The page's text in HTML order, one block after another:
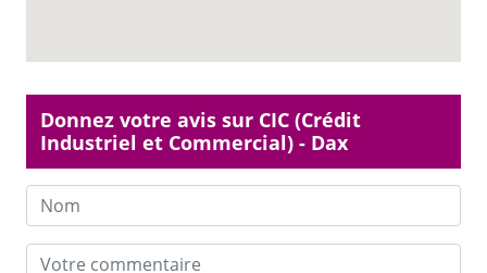
Donnez votre avis sur CIC (Crédit
Industriel et Commercial) - Dax